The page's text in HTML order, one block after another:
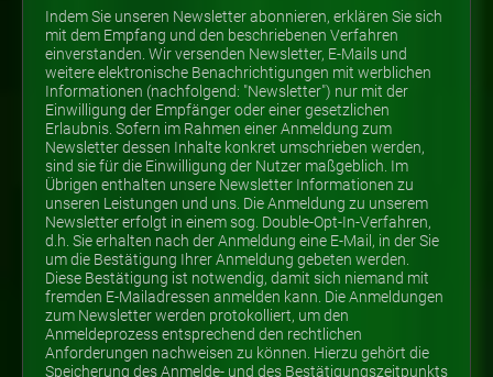
Indem Sie unseren Newsletter abonnieren, erklären Sie sich
mit dem Empfang und den beschriebenen Verfahren
einverstanden. Wir versenden Newsletter, E-Mails und
weitere elektronische Benachrichtigungen mit werblichen
Informationen (nachfolgend: "Newsletter") nur mit der
Einwilligung der Empfänger oder einer gesetzlichen
Erlaubnis. Sofern im Rahmen einer Anmeldung zum
Newsletter dessen Inhalte konkret umschrieben werden,
sind sie für die Einwilligung der Nutzer maßgeblich. Im
Übrigen enthalten unsere Newsletter Informationen zu
unseren Leistungen und uns. Die Anmeldung zu unserem
Newsletter erfolgt in einem sog. Double-Opt-In-Verfahren,
d.h. Sie erhalten nach der Anmeldung eine E-Mail, in der Sie
um die Bestätigung Ihrer Anmeldung gebeten werden.
Diese Bestätigung ist notwendig, damit sich niemand mit
fremden E-Mailadressen anmelden kann. Die Anmeldungen
zum Newsletter werden protokolliert, um den
Anmeldeprozess entsprechend den rechtlichen
Anforderungen nachweisen zu können. Hierzu gehört die
Speicherung des Anmelde- und des Bestätigungszeitpunkts